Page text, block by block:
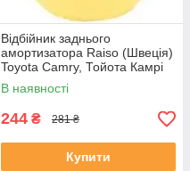
Відбійник заднього
амортизатора Raiso (Швеція)
Toyota Camry, Тойота Камрі
11 - #RK48341 UAWKAYT4
В наявності
244 ₴ 281 ₴
Купити